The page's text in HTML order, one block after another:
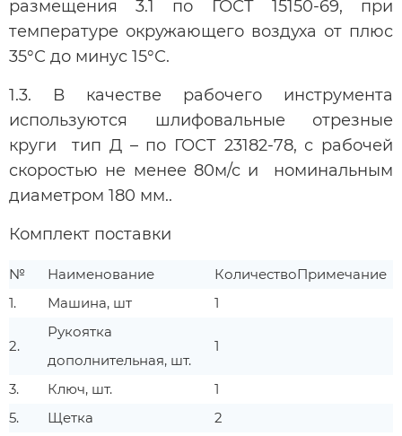
размещения 3.1 по ГОСТ 15150-69, при
температуре окружающего воздуха от плюс
35°С до минус 15°С.
1.3. В качестве рабочего инструмента
используются шлифовальные отрезные
круги тип Д – по ГОСТ 23182-78, с рабочей
скоростью не менее 80м/с и номинальным
диаметром 180 мм..
Комплект поставки
№ Наименование КоличествоПримечание
1.
Машина, шт 1
2.
Рукоятка
дополнительная, шт.
1
3. Ключ, шт.
1
5.
Щетка 2